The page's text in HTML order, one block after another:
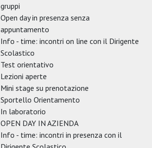
gruppi
Open day in presenza senza
appuntamento
Info - time: incontri on line con il Dirigente
Scolastico
Test orientativo
Lezioni aperte
Mini stage su prenotazione
Sportello Orientamento
In laboratorio
OPEN DAY IN AZIENDA
Info - time: incontri in presenza con il